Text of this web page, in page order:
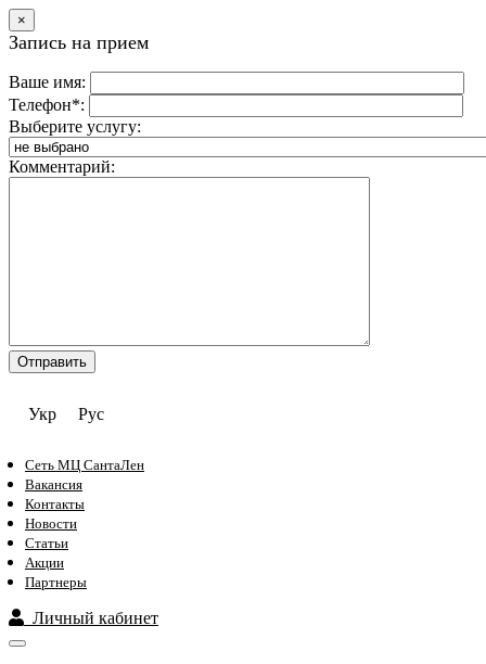
×
Запись на прием
Ваше имя:
Телефон*:
Выберите услугу:
Комментарий:
Укр Рус
Сеть МЦ СантаЛен
Вакансия
Контакты
Новости
Статьи
Акции
Партнеры
Личный кабинет